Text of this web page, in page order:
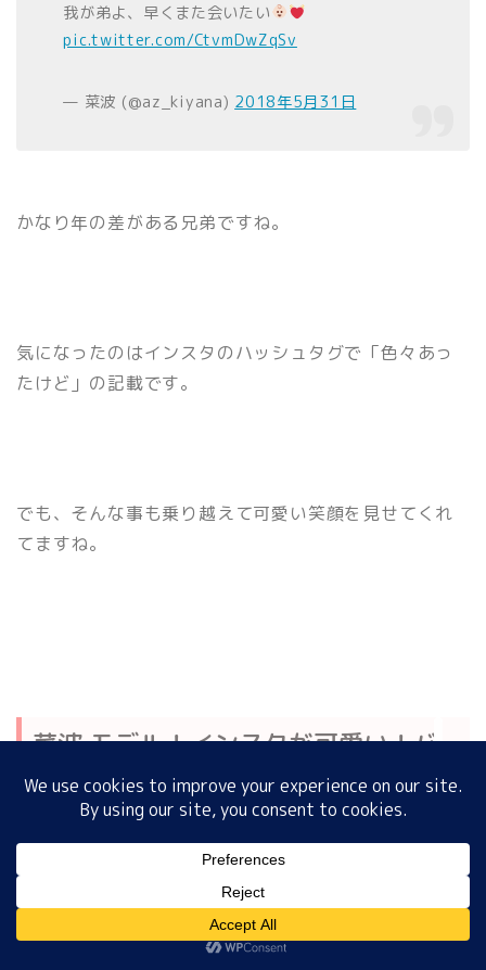
我が弟よ、早くまた会いたい
pic.twitter.com/CtvmDwZqSv
— 菜波 (@az_kiyana) 2018年5月31日
かなり年の差がある兄弟ですね。
気になったのはインスタのハッシュタグで「色々あっ
たけど」の記載です。
でも、そんな事も乗り越えて可愛い笑顔を見せてくれ
てますね。
菜波 モデル！インスタが可愛い！バ
スケ動画！水着写真は？彼氏はい
る？ まとめ
今回は、菜波モデル！インスタが可愛い！バスケ動
画！水着写真は？彼氏はいる？
について情報発信させていただきました。
プロフィール サイトマップ